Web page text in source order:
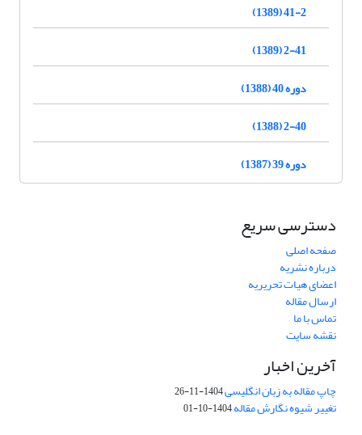
41-2 (1389)
2-41 (1389)
دوره 40 (1388)
2-40 (1388)
دوره 39 (1387)
دسترسی سریع
صفحه اصلی
درباره نشریه
اعضای هیات تحریریه
ارسال مقاله
تماس با ما
نقشه سایت
آخرین اخبار
چاپ مقاله به زبان انگلیسی1404-11-26
تغییر شیوه نگارش مقاله1404-10-01